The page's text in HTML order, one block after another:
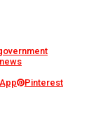
Pinterest